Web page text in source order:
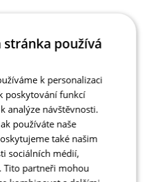
stránka používá
k personalizaci
poskytování funkcí
analýze návštěvnosti.
používáte naše
také našim
sociálních médií,
Tito partneři mohou